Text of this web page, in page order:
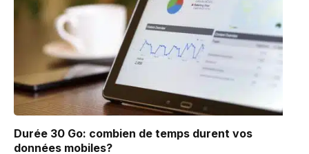
Durée 30 Go: combien de temps durent vos
données mobiles?